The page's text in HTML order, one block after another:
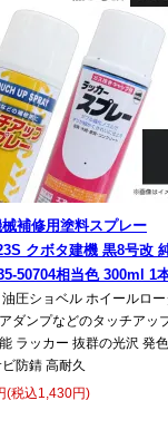
補修用塗料スプレー
クボタ建機 黒8号改
50704相当色 300ml 1
圧ショベル ホイールロ
ダンプなどのタッチアッ
ラッカー 抜群の光沢 発
防錆 高耐久
(税込1,430円)